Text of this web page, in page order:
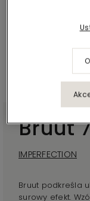
Bruut
IMPERFECTION
Bruut podkreśla
surowy efekt.